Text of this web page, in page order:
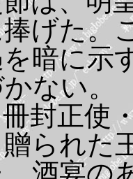
げた。
暗に示
ない。
封正使
られた
酒宴の